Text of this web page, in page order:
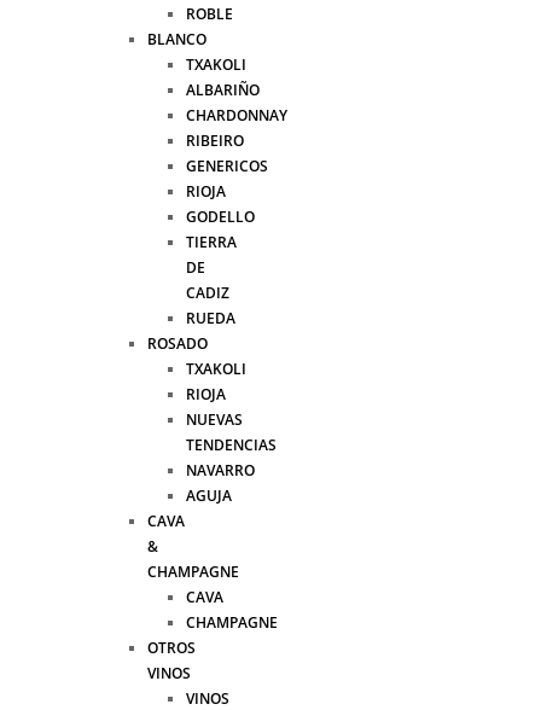
ROBLE
BLANCO
TXAKOLI
ALBARIÑO
CHARDONNAY
RIBEIRO
GENERICOS
RIOJA
GODELLO
TIERRA
DE
CADIZ
RUEDA
ROSADO
TXAKOLI
RIOJA
NUEVAS
TENDENCIAS
NAVARRO
AGUJA
CAVA
&
CHAMPAGNE
CAVA
CHAMPAGNE
OTROS
VINOS
VINOS